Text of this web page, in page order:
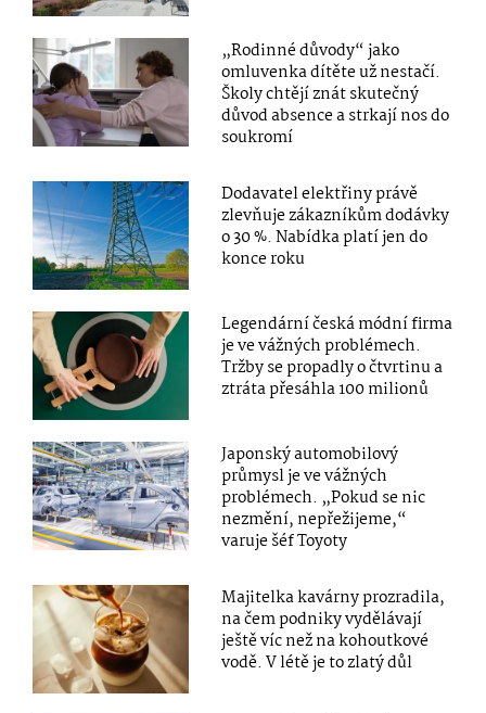
„Rodinné důvody“ jako
omluvenka dítěte už nestačí.
Školy chtějí znát skutečný
důvod absence a strkají nos do
soukromí
Dodavatel elektřiny právě
zlevňuje zákazníkům dodávky
o 30 %. Nabídka platí jen do
konce roku
Legendární česká módní firma
je ve vážných problémech.
Tržby se propadly o čtvrtinu a
ztráta přesáhla 100 milionů
Japonský automobilový
průmysl je ve vážných
problémech. „Pokud se nic
nezmění, nepřežijeme,“
varuje šéf Toyoty
Majitelka kavárny prozradila,
na čem podniky vydělávají
ještě víc než na kohoutkové
vodě. V létě je to zlatý důl